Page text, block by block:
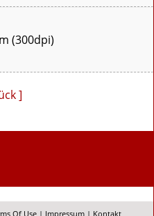
(300dpi)
]
Of Use| Impressum| Kontakt